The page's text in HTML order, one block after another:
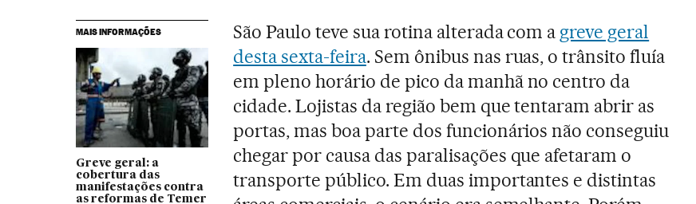
MAIS INFORMAÇÕES
Greve geral: a
cobertura das
manifestações contra
as reformas de Temer
São Paulo teve sua rotina alterada com a greve geral
desta sexta-feira. Sem ônibus nas ruas, o trânsito fluía
em pleno horário de pico da manhã no centro da
cidade. Lojistas da região bem que tentaram abrir as
portas, mas boa parte dos funcionários não conseguiu
chegar por causa das paralisações que afetaram o
transporte público. Em duas importantes e distintas